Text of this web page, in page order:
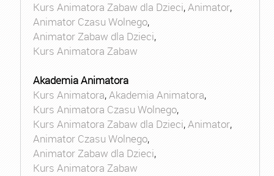
Kurs Animatora Zabaw dla Dzieci,Animator,
Animator Czasu Wolnego,
Animator Zabaw dla Dzieci,
Kurs Animatora Zabaw
Akademia Animatora
Kurs Animatora,Akademia Animatora,
Kurs Animatora Czasu Wolnego,
Kurs Animatora Zabaw dla Dzieci,Animator,
Animator Czasu Wolnego,
Animator Zabaw dla Dzieci,
Kurs Animatora Zabaw